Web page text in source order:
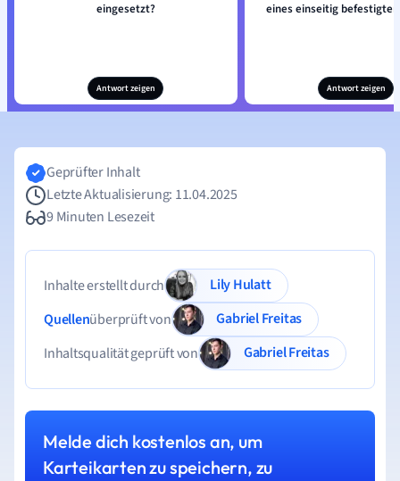
eingesetzt?
Antwort zeigen
eines einseitig
Antwort zeigen
Geprüfter Inhalt
Letzte Aktualisierung: 11.04.2025
9 Minuten Lesezeit
Inhalte erstellt durch
Lily Hulatt
Quellenüberprüft von
Gabriel Freitas
Inhaltsqualität geprüft von
Gabriel Freitas
Melde dich kostenlos an, um
Karteikarten zu speichern, zu